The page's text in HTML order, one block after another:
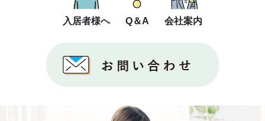
入居者様へ Q＆A 会社案内